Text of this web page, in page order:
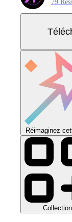
79
Réimaginez
Collection